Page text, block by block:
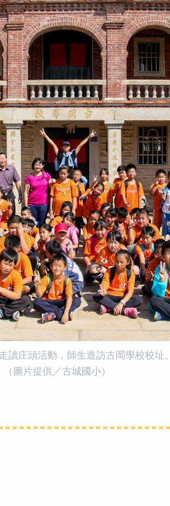
讀庄頭活動，師生造訪古岡學校校址。
（圖片提供／古城國小）